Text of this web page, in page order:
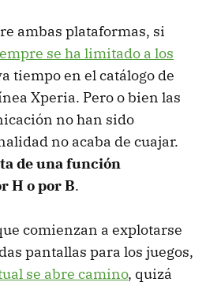
ambas plataformas, si
se ha limitado a los
tiempo en el catálogo de
Xperia. Pero o bien las
no han sido
no acaba de cuajar.
de una función
H o por B.
comienzan a explotarse
pantallas para los juegos,
se abre camino, quizá